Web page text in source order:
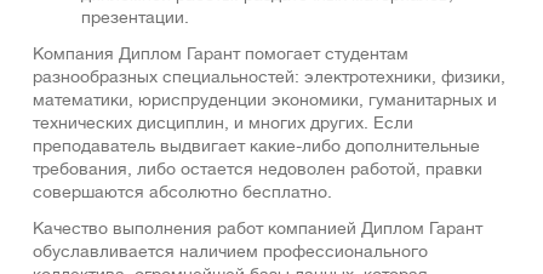
презентации.
Компания Диплом Гарант помогает студентам
разнообразных специальностей: электротехники, физики,
математики, юриспруденции экономики, гуманитарных и
технических дисциплин, и многих других. Если
преподаватель выдвигает какие-либо дополнительные
требования, либо остается недоволен работой, правки
совершаются абсолютно бесплатно.
Качество выполнения работ компанией Диплом Гарант
обуславливается наличием профессионального